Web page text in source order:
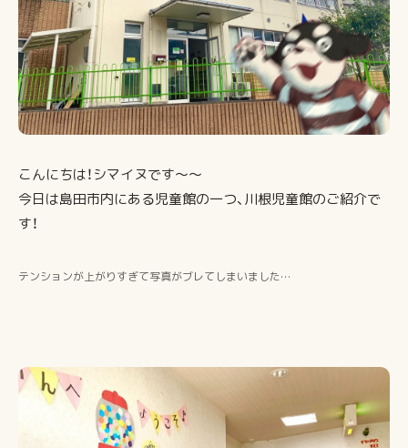
こんにちは！シマイヌです～～
今日は島田市内にある児童館の一つ、川根児童館のご紹介で
す！
テンションが上がりすぎて写真がブレてしまいました…